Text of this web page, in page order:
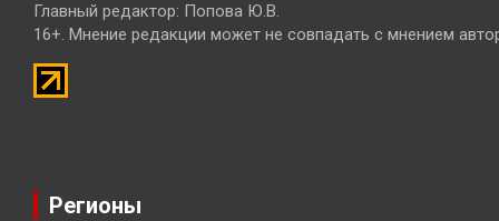
Главный редактор: Попова Ю.В.
16+. Мнение редакции может не совпадать с мнением
Регионы